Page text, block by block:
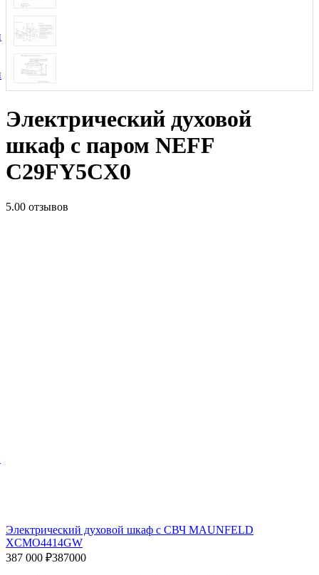
Электрический духовой
шкаф с паром NEFF
C29FY5CX0
5.00 отзывов
Электрический духовой шкаф с СВЧ MAUNFELD
XCMO4414GW
387 000 ₽387000